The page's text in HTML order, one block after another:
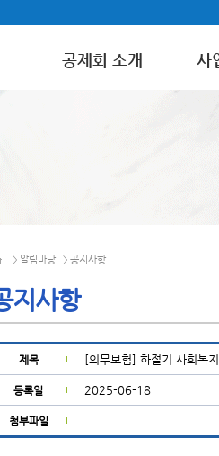
공제회 소개 사
> 알림마당 > 공지사항
지사항
제목 [의무보험] 하절기 사회복
등록일 2025-06-18
첨부파일